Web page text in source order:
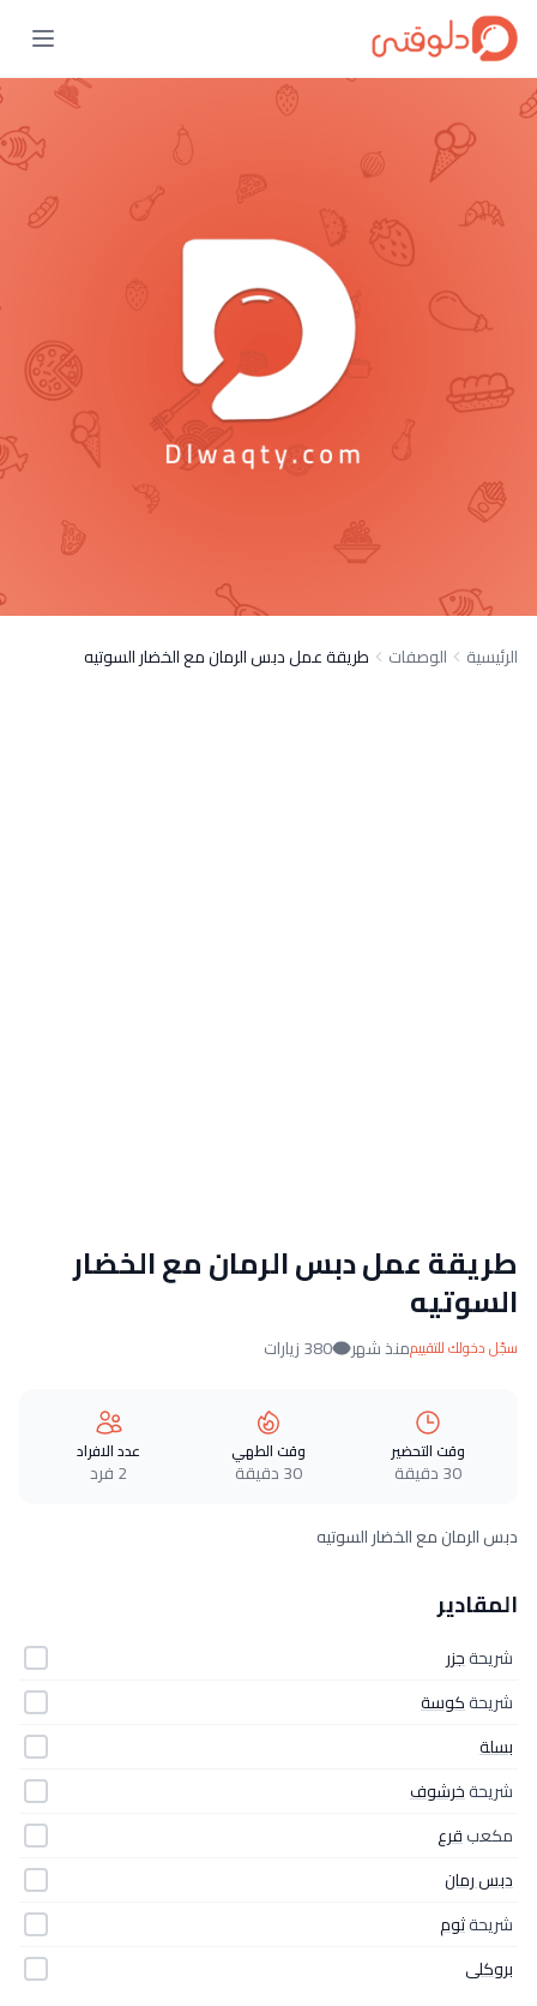
الرئيسية الوصفات طريقة عمل دبس الرمان مع الخضار السوتيه
طريقة عمل دبس الرمان مع الخضار
السوتيه
سجّل دخولك للتقييممنذ شهر 380 زيارات
وقت التحضير
30 دقيقة
وقت الطهي
30 دقيقة
عدد الافراد
2 فرد
دبس الرمان مع الخضار السوتيه
المقادير
شريحةجزر
شريحةكوسة
بسلة
شريحةخرشوف
مكعبقرع
دبس رمان
شريحةثوم
بروكلى